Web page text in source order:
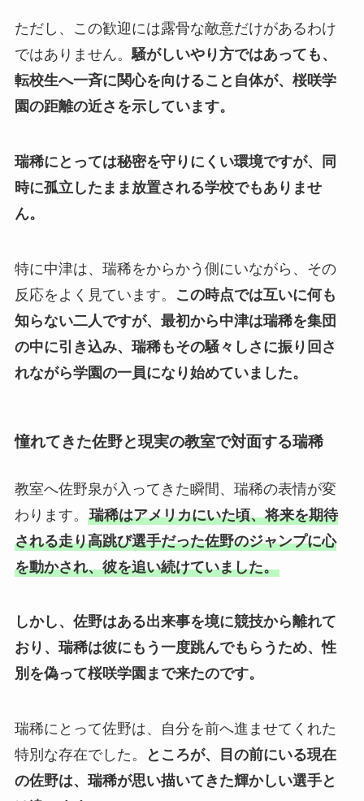
ただし、この歓迎には露骨な敵意だけがあるわけ
ではありません。騒がしいやり方ではあっても、
転校生へ一斉に関心を向けること自体が、桜咲学
園の距離の近さを示しています。
瑞稀にとっては秘密を守りにくい環境ですが、同
時に孤立したまま放置される学校でもありませ
ん。
特に中津は、瑞稀をからかう側にいながら、その
反応をよく見ています。
この時点では互いに何も
知らない二人ですが、最初から中津は瑞稀を集団
の中に引き込み、瑞稀もその騒々しさに振り回さ
れながら学園の一員になり始めていました。
憧れてきた佐野と現実の教室で対面する瑞稀
教室へ佐野泉が入ってきた瞬間、瑞稀の表情が変
わります。 瑞稀はアメリカにいた頃、将来を期待
される走り高跳び選手だった佐野のジャンプに心
を動かされ、彼を追い続けていました。
しかし、佐野はある出来事を境に競技から離れて
おり、瑞稀は彼にもう一度跳んでもらうため、性
別を偽って桜咲学園まで来たのです。
瑞稀にとって佐野は、自分を前へ進ませてくれた
特別な存在でした。
ところが、目の前にいる現在
の佐野は、瑞稀が思い描いてきた輝かしい選手と